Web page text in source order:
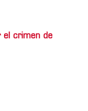
el crimen de